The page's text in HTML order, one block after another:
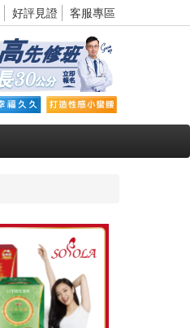
好評見證 客服專區